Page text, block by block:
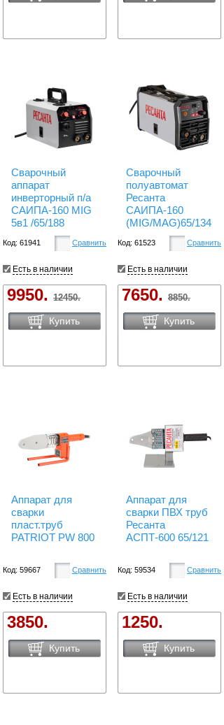
Сварочный
аппарат
инверторный п/а
САИПА-160 MIG
5в1 /65/188
Код: 61941 Сравнить
Есть в наличии
9950. 12450.
Купить
Сварочный
полуавтомат
Ресанта
САИПА-160
(MIG/MAG)65/134
Код: 61523 Сравнить
Есть в наличии
7650. 8850.
Купить
Аппарат для
сварки
пласт.труб
PATRIOT PW 800
Код: 59667 Сравнить
Есть в наличии
3850.
Купить
Аппарат для
сварки ПВХ труб
Ресанта
АСПТ-600 65/121
Код: 59534 Сравнить
Есть в наличии
1250.
Купить